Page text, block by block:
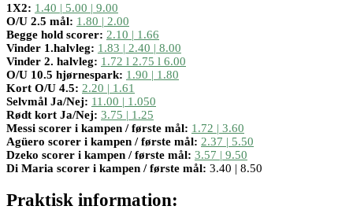
1X2: 1.40 | 5.00 | 9.00
O/U 2.5 mål: 1.80 | 2.00
Begge hold scorer: 2.10 | 1.66
Vinder 1.halvleg: 1.83 | 2.40 | 8.00
Vinder 2. halvleg: 1.72 l 2.75 l 6.00
O/U 10.5 hjørnespark: 1.90 | 1.80
Kort O/U 4.5: 2.20 | 1.61
Selvmål Ja/Nej: 11.00 | 1.050
Rødt kort Ja/Nej: 3.75 | 1.25
Messi scorer i kampen / første mål: 1.72 | 3.60
Agüero scorer i kampen / første mål: 2.37 | 5.50
Dzeko scorer i kampen / første mål: 3.57 | 9.50
Di Maria scorer i kampen / første mål: 3.40 | 8.50
Praktisk information: